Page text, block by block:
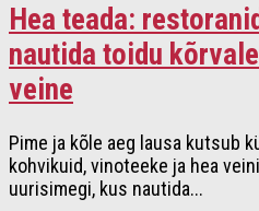
Hea teada:
nautida toidu
veine
Pime ja kõle aeg lausa kutsub
kohvikuid, vinoteeke ja hea
uurisimegi, kus nautida...